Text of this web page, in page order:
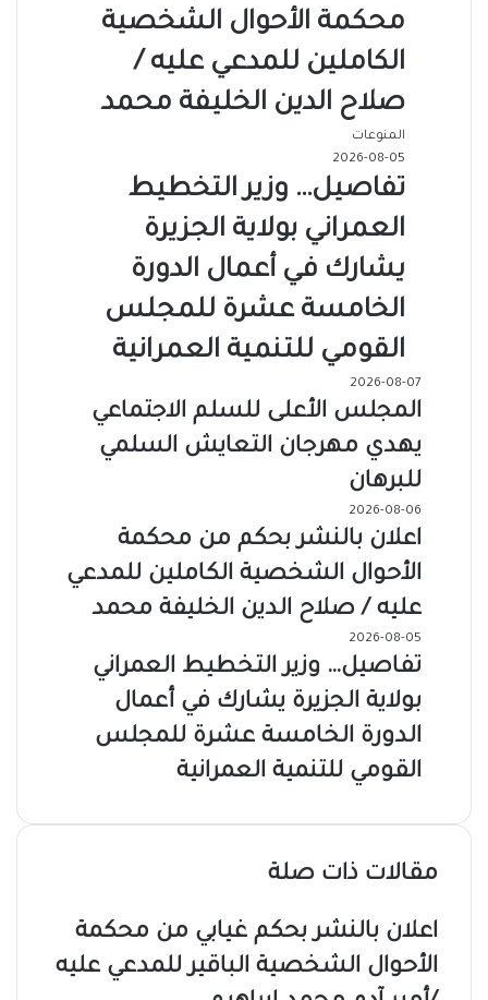
محكمة الأحوال الشخصية
الكاملين للمدعي عليه /
صلاح الدين الخليفة محمد
المنوعات
2026-08-05
تفاصيل… وزير التخطيط
العمراني بولاية الجزيرة
يشارك في أعمال الدورة
الخامسة عشرة للمجلس
القومي للتنمية العمرانية
2026-08-07
المجلس الأعلى للسلم الاجتماعي
يهدي مهرجان التعايش السلمي
للبرهان
2026-08-06
اعلان بالنشر بحكم من محكمة
الأحوال الشخصية الكاملين للمدعي
عليه / صلاح الدين الخليفة محمد
2026-08-05
تفاصيل… وزير التخطيط العمراني
بولاية الجزيرة يشارك في أعمال
الدورة الخامسة عشرة للمجلس
القومي للتنمية العمرانية
مقالات ذات صلة
اعلان بالنشر بحكم غيابي من محكمة
الأحوال الشخصية الباقير للمدعي عليه